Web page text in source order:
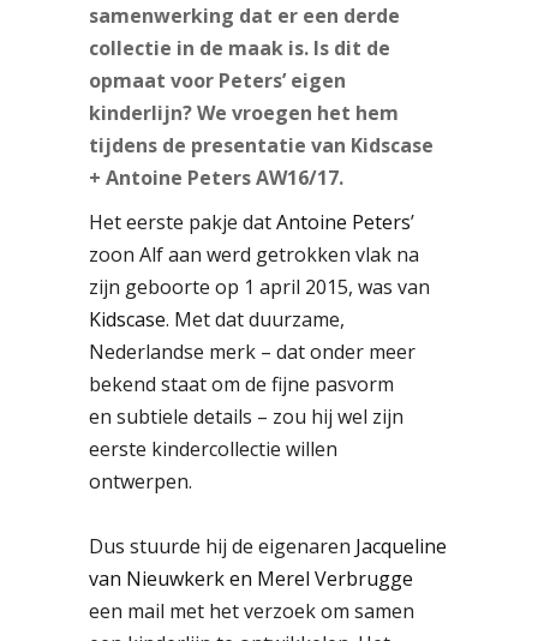
samenwerking dat er een derde
collectie in de maak is. Is dit de
opmaat voor Peters’ eigen
kinderlijn? We vroegen het hem
tijdens de presentatie van Kidscase
+ Antoine Peters AW16/17.
Het eerste pakje datAntoine Peters’
zoon Alf aan werd getrokken vlak na
zijn geboorte op 1 april 2015, was van
Kidscase. Met dat duurzame,
Nederlandse merk – dat onder meer
bekend staat om de fijne pasvorm
en subtiele details – zou hij wel zijn
eerste kindercollectie willen
ontwerpen.
Dus stuurde hij de eigenaren Jacqueline
van Nieuwkerk en Merel Verbrugge
een mail met het verzoek om samen